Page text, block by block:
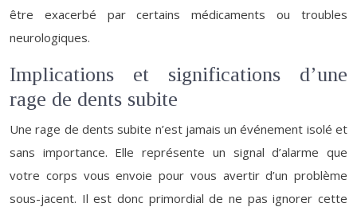
être exacerbé par certains médicaments ou troubles
neurologiques.
Implications et significations d’une
rage de dents subite
Une rage de dents subite n’est jamais un événement isolé et
sans importance. Elle représente un signal d’alarme que
votre corps vous envoie pour vous avertir d’un problème
sous-jacent. Il est donc primordial de ne pas ignorer cette